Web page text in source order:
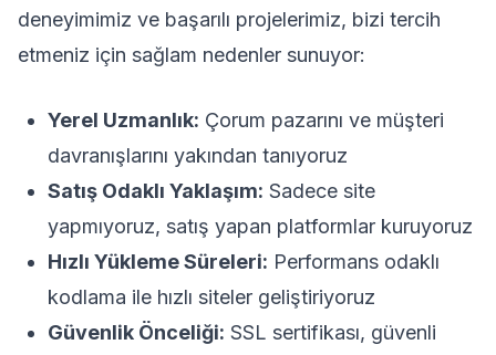
deneyimimiz ve başarılı projelerimiz, bizi tercih
etmeniz için sağlam nedenler sunuyor:
Yerel Uzmanlık: Çorum pazarını ve müşteri
davranışlarını yakından tanıyoruz
Satış Odaklı Yaklaşım: Sadece site
yapmıyoruz, satış yapan platformlar kuruyoruz
Hızlı Yükleme Süreleri: Performans odaklı
kodlama ile hızlı siteler geliştiriyoruz
Güvenlik Önceliği: SSL sertifikası, güvenli